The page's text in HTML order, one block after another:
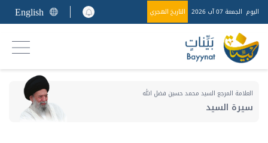
اليوم الجمعة 07 آب 2026 التاريخ الهجري English
العلامة المرجع السيد محمد حسين فضل الله
سيرة السيد